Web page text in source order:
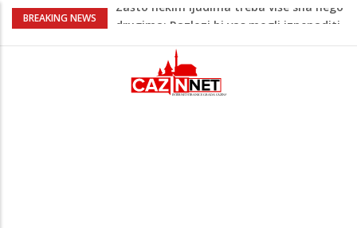
BREAKING NEWS
Barbarez o igračima iz dijaspore: Da su
"birali", a ne pripadali
Cazin: Bećirović i Ogrešević otvorili Muzej
„Kuća Nurije Pozderca“